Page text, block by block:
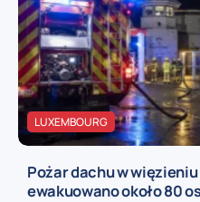
LUXEMBOURG
Pożar dachu w
ewakuowano około 80